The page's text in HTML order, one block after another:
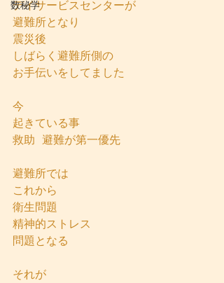
数秘学
デイサービスセンターが
避難所となり
震災後
しばらく避難所側の
お手伝いをしてました
今
起きている事
救助  避難が第一優先
避難所では
これから
衛生問題
精神的ストレス
問題となる
それが